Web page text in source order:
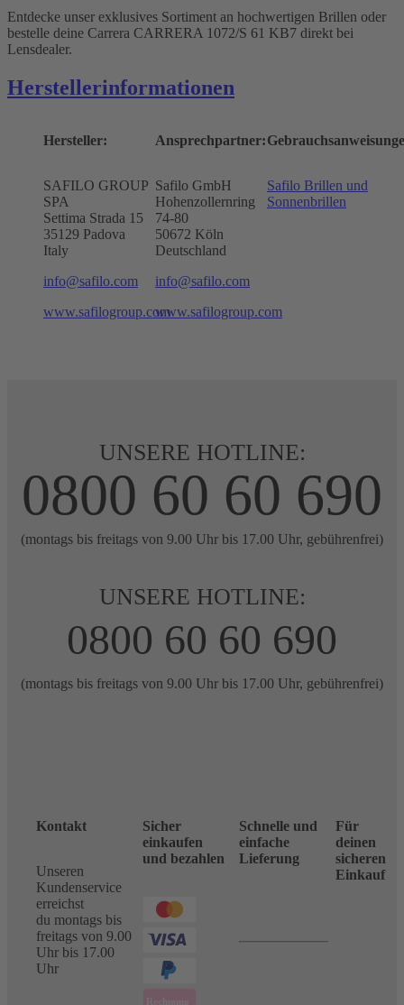
Entdecke unser exklusives Sortiment an hochwertigen Brillen oder
bestelle deine Carrera CARRERA 1072/S 61 KB7 direkt bei
Lensdealer.
Herstellerinformationen
Hersteller:
SAFILO GROUP
SPA
Settima Strada 15
35129 Padova
Italy
info@safilo.com
www.safilogroup.com
Ansprechpartner:
Safilo GmbH
Hohenzollernring
74-80
50672 Köln
Deutschland
info@safilo.com
www.safilogroup.com
Safilo Brillen und
Sonnenbrillen
UNSERE HOTLINE:
0800 60 60 690
(montags bis freitags von 9.00 Uhr bis 17.00 Uhr, gebührenfrei)
UNSERE HOTLINE:
0800 60 60 690
(montags bis freitags von 9.00 Uhr bis 17.00 Uhr, gebührenfrei)
Kontakt
Unseren
Kundenservice
erreichst
du montags bis
freitags von 9.00
Uhr bis 17.00
Uhr
Sicher
einkaufen
und bezahlen
Schnelle und
einfache
Lieferung
Für
deinen
sicheren
Einkauf